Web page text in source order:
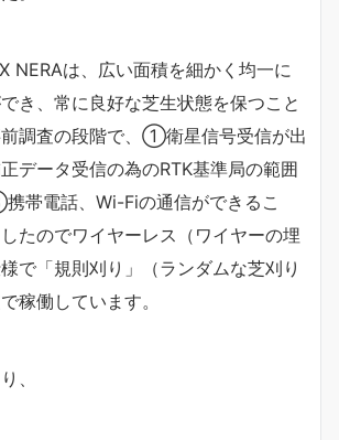
NERAは、広い面積を細かく均一に
き、常に良好な芝生状態を保つこと
調査の段階で、①衛星信号受信が出
ータ受信の為のRTK基準局の範囲
帯電話、Wi-Fiの通信ができるこ
たのでワイヤーレス（ワイヤーの埋
で「規則刈り」（ランダムな芝刈り
稼働しています。
、